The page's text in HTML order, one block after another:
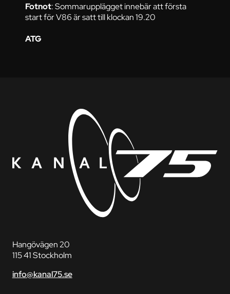
Fotnot: Sommarupplägget innebär att första
start för V86 är satt till klockan 19.20
ATG
Hangövägen 20
115 41 Stockholm
info@kanal75.se